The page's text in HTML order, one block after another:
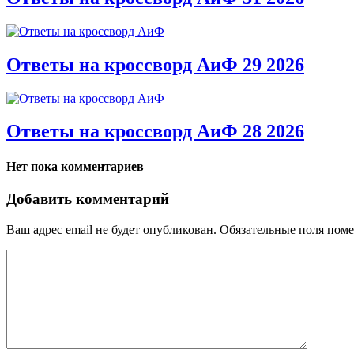
Ответы на кроссворд АиФ 29 2026
Ответы на кроссворд АиФ 28 2026
Нет пока комментариев
Добавить комментарий
Ваш адрес email не будет опубликован. Обязательные поля